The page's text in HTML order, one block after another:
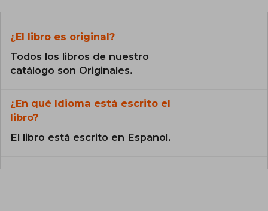
¿El libro es original?
Todos los libros de nuestro
catálogo son Originales.
¿En qué Idioma está escrito el
libro?
El libro está escrito en Español.